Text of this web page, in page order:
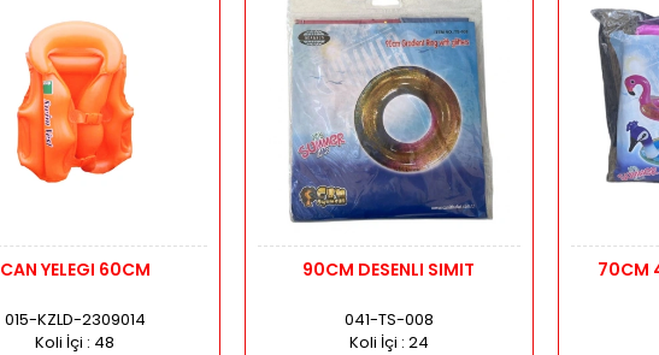
CAN YELEGI 60CM
015-KZLD-2309014
Koli İçi : 48
90CM DESENLI SIMIT
041-TS-008
Koli İçi : 24